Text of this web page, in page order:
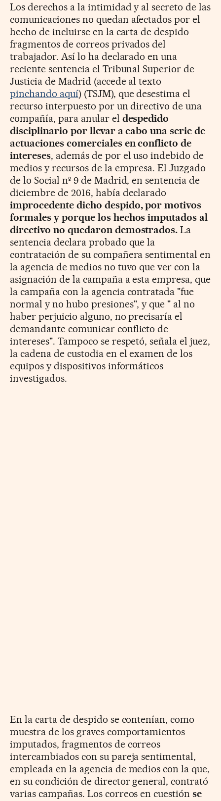
Los derechos a la intimidad y al secreto de las
comunicaciones no quedan afectados por el
hecho de incluirse en la carta de despido
fragmentos de correos privados del
trabajador. Así lo ha declarado en una
reciente sentencia el Tribunal Superior de
Justicia de Madrid (accede al texto
pinchando aquí) (TSJM), que desestima el
recurso interpuesto por un directivo de una
compañía, para anular el despedido
disciplinario por llevar a cabo una serie de
actuaciones comerciales en conflicto de
intereses, además de por el uso indebido de
medios y recursos de la empresa. El Juzgado
de lo Social nº 9 de Madrid, en sentencia de
diciembre de 2016, había declarado
improcedente dicho despido, por motivos
formales y porque los hechos imputados al
directivo no quedaron demostrados. La
sentencia declara probado que la
contratación de su compañera sentimental en
la agencia de medios no tuvo que ver con la
asignación de la campaña a esta empresa, que
la campaña con la agencia contratada "fue
normal y no hubo presiones", y que " al no
haber perjuicio alguno, no precisaría el
demandante comunicar conflicto de
intereses". Tampoco se respetó, señala el juez,
la cadena de custodia en el examen de los
equipos y dispositivos informáticos
investigados.
En la carta de despido se contenían, como
muestra de los graves comportamientos
imputados, fragmentos de correos
intercambiados con su pareja sentimental,
empleada en la agencia de medios con la que,
en su condición de director general, contrató
varias campañas. Los correos en cuestiónse